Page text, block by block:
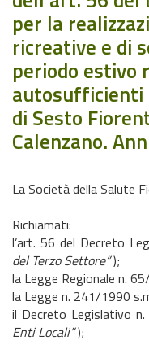
per la
ricreative e di
periodo estivo
autosufficienti
di Sesto
Calenzano.
La Società della Salute
Richiamati:
l’art. 56 del Decreto
del Terzo Settore”);
la Legge Regionale n.
la Legge n. 241/1990
il Decreto Legislativo
Enti Locali”);